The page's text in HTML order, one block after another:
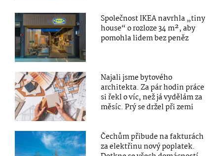
Společnost IKEA navrhla „tiny
house“ o rozloze 34 m², aby
pomohla lidem bez peněz
Najali jsme bytového
architekta. Za pár hodin práce
si řekl o víc, než já vydělám za
měsíc. Prý se držel při zemi
Čechům přibude na fakturách
za elektřinu nový poplatek.